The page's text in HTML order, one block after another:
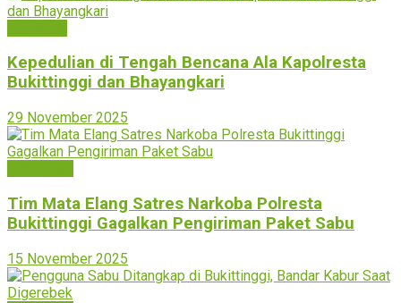
Kepedulian di Tengah Bencana Ala Kapolresta
Bukittinggi dan Bhayangkari
29 November 2025
Tim Mata Elang Satres Narkoba Polresta
Bukittinggi Gagalkan Pengiriman Paket Sabu
15 November 2025